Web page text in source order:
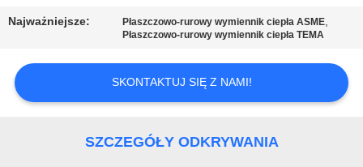
POPROSIĆ
WYCENĘ
COMPANY
Najważniejsze: Płaszczowo-rurowy wymiennik ciepła ASME,
Płaszczowo-rurowy wymiennik ciepła TEMA
SKONTAKTUJ SIĘ Z NAMI!
SZCZEGÓŁY ODKRYWANIA